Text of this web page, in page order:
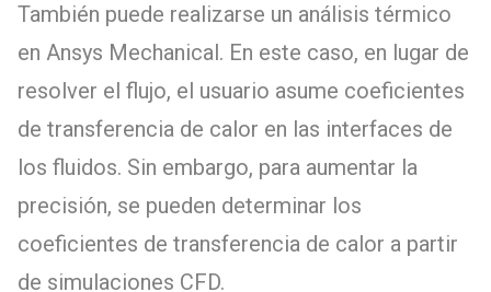
También puede realizarse un análisis térmico
en Ansys Mechanical. En este caso, en lugar de
resolver el flujo, el usuario asume coeficientes
de transferencia de calor en las interfaces de
los fluidos. Sin embargo, para aumentar la
precisión, se pueden determinar los
coeficientes de transferencia de calor a partir
de simulaciones CFD.